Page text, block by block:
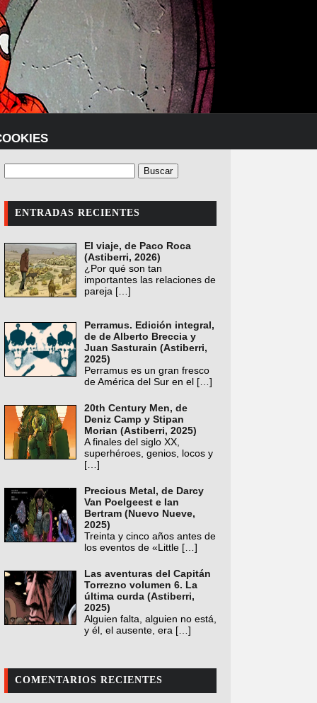
ENTRADAS RECIENTES
El viaje, de Paco Roca
(Astiberri, 2026)
¿Por qué son tan
importantes las relaciones de
pareja […]
Perramus. Edición integral,
de de Alberto Breccia y
Juan Sasturain (Astiberri,
2025)
Perramus es un gran fresco
de América del Sur en el […]
20th Century Men, de
Deniz Camp y Stipan
Morian (Astiberri, 2025)
A finales del siglo XX,
superhéroes, genios, locos y
[…]
Precious Metal, de Darcy
Van Poelgeest e Ian
Bertram (Nuevo Nueve,
2025)
Treinta y cinco años antes de
los eventos de «Little […]
Las aventuras del Capitán
Torrezno volumen 6. La
última curda (Astiberri,
2025)
Alguien falta, alguien no está,
y él, el ausente, era […]
COMENTARIOS RECIENTES